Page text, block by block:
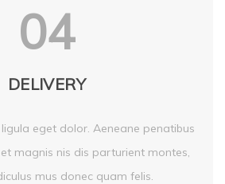
04
DELIVERY
eget dolor. Aeneane penatibus
magnis nis dis parturient montes,
mus donec quam felis.